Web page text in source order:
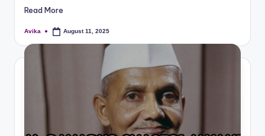
Read More
Avika August 11, 2025